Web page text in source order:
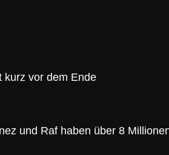
kurz vor dem Ende
und Raf haben über 8